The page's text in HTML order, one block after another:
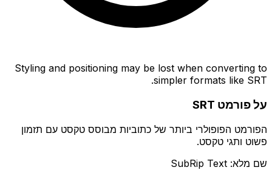
Styling and positioning may be lost when converting to
simpler formats like SRT.
על פורמט SRT
הפורמט הפופולרי ביותר של כתוביות מבוסס טקסט עם תזמון
פשוט ותגי טקסט.
שם מלא: SubRip Text